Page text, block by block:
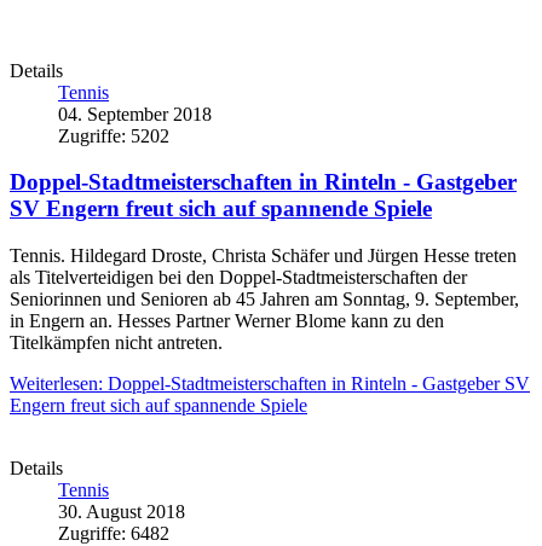
Details
Tennis
04. September 2018
Zugriffe: 5202
Doppel-Stadtmeisterschaften in Rinteln - Gastgeber
SV Engern freut sich auf spannende Spiele
Tennis. Hildegard Droste, Christa Schäfer und Jürgen Hesse treten
als Titelverteidigen bei den Doppel-Stadtmeisterschaften der
Seniorinnen und Senioren ab 45 Jahren am Sonntag, 9. September,
in Engern an. Hesses Partner Werner Blome kann zu den
Titelkämpfen nicht antreten.
Weiterlesen: Doppel-Stadtmeisterschaften in Rinteln - Gastgeber SV
Engern freut sich auf spannende Spiele
Details
Tennis
30. August 2018
Zugriffe: 6482